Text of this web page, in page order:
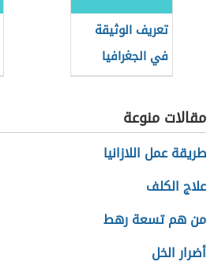
تعريف الوثيقة
في الجغرافيا
مقالات منوعة
طريقة عمل اللازانيا
علاج الكلف
من هم تسعة رهط
أضرار الخل